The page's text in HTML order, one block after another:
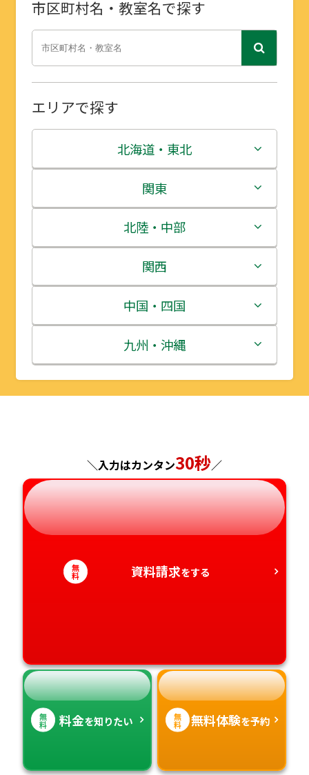
市区町村名・教室名で探す
エリアで探す
北海道・東北
北海道
青森県
岩手県
宮城県
秋田県
山形県
関東
茨城県
栃木県
群馬県
埼玉県
千葉県
神奈川県
北陸・中部
新潟県
富山県
石川県
福井県
長野県
岐阜県
静岡県
愛知県
関西
三重県
滋賀県
京都府
兵庫県
奈良県
和歌山県
中国・四国
鳥取県
島根県
広島県
山口県
徳島県
香川県
九州・沖縄
福岡県
長崎県
熊本県
大分県
宮崎県
＼入力はカンタン30秒／
無
料 資料請求をする
無
料 料金を知りたい 無
料 無料体験を予約